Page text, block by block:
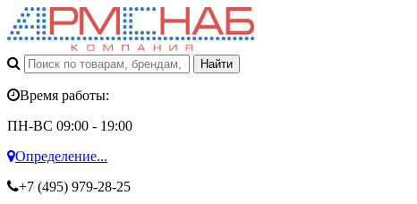
Время работы:
ПН-ВС 09:00 - 19:00
Определение...
+7 (495) 979-28-25